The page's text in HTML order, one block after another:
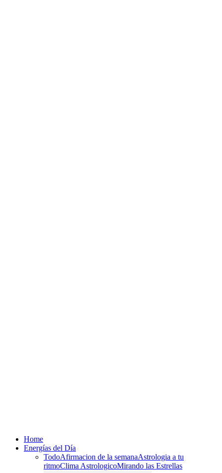
Home
Energías del Día
TodoAfirmacion de la semanaAstrologia a tu
ritmoClima AstrologicoMirando las Estrellas